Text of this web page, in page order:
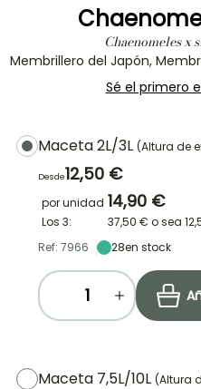
Chaenomeles x
Membrillero del Japón,
Sé el primero
Maceta 2L/3L (Altura de
Desde12,50 €
por unidad 14,90 €
Los 3: 37,50 € o sea
Ref: 7966
28en stock
Maceta 7,5L/10L (Altura